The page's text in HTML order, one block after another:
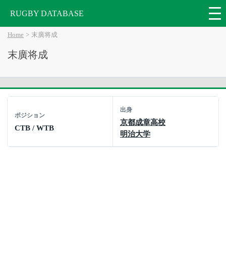
RUGBY DATABASE
Home 末廣将成
末廣将成
ポジション
CTB / WTB
出身
京都成章高校
明治大学